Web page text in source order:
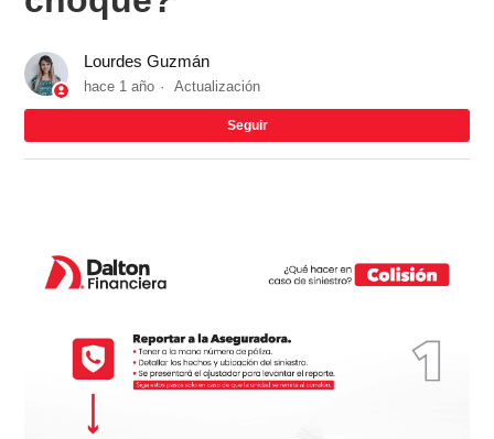
Lourdes Guzmán
hace 1 año Actualización
Seguir